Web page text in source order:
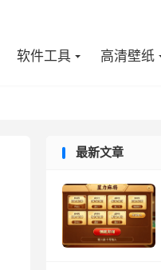
软件工具 高清壁纸
最新文章